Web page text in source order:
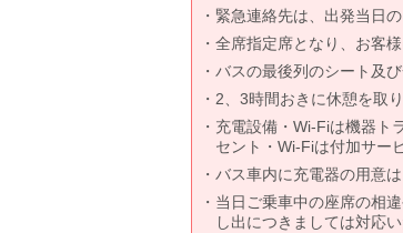
緊急連絡先は、出発当日
全席指定席となり、お客
バスの最後列のシート及
2、3時間おきに休憩を取り
充電設備・Wi-Fiは機器ト
セント・Wi-Fiは付加サー
バス車内に充電器の用意
当日ご乗車中の座席の相
し出につきましては対応